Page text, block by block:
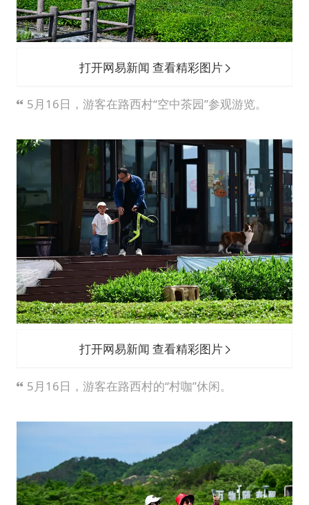
打开网易新闻 查看精彩图片
5月16日，游客在路西村“空中茶园”参观游览。
打开网易新闻 查看精彩图片
5月16日，游客在路西村的“村咖”休闲。